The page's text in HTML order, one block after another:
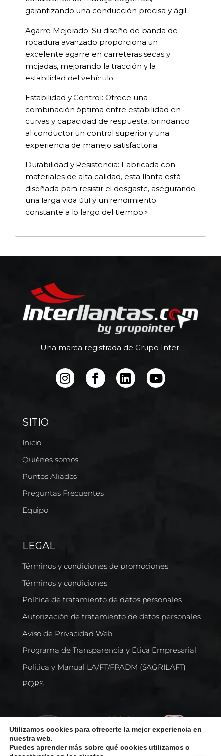
garantizando una conducción precisa y ágil.
Agarre Mejorado: Su diseño de banda de
rodadura avanzado proporciona un
excelente agarre en carreteras secas y
mojadas, mejorando la tracción y la
estabilidad del vehículo.
Estabilidad y Control: Ofrece una
combinación óptima entre estabilidad en
curvas y capacidad de respuesta, brindando
al conductor un control superior y una
experiencia de manejo satisfactoria.
Durabilidad y Resistencia: Fabricada con
materiales de alta calidad, esta llanta está
diseñada para resistir el desgaste, asegurando
una larga vida útil y un rendimiento
constante a lo largo del tiempo.»
Una marca registrada de Grupo Inter.
SITIO
Inicio
Quiénes somos
Puntos Aliados
Preguntas Frecuentes
Equipo
LEGAL
Términos y condiciones de promociones
Términos y condiciones
Política de tratamiento de datos personales
Autorización de tratamiento de datos personales
Aviso de Privacidad Web
Programa de Transparencia y Ética Empresarial
Política y Manual LA/FT/FPADM (SAGRILAFT)
PQRS
Utilizamos cookies para ofrecerte la mejor experiencia en
nuestra web.
Puedes aprender más sobre qué cookies utilizamos o